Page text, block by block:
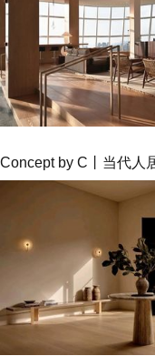
Concept by C丨当代人